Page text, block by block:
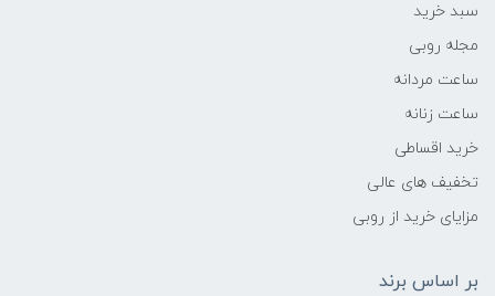
سبد خرید
مجله روبی
ساعت مردانه
ساعت زنانه
خرید اقساطی
تخفیف های عالی
مزایای خرید از روبی
بر اساس برند